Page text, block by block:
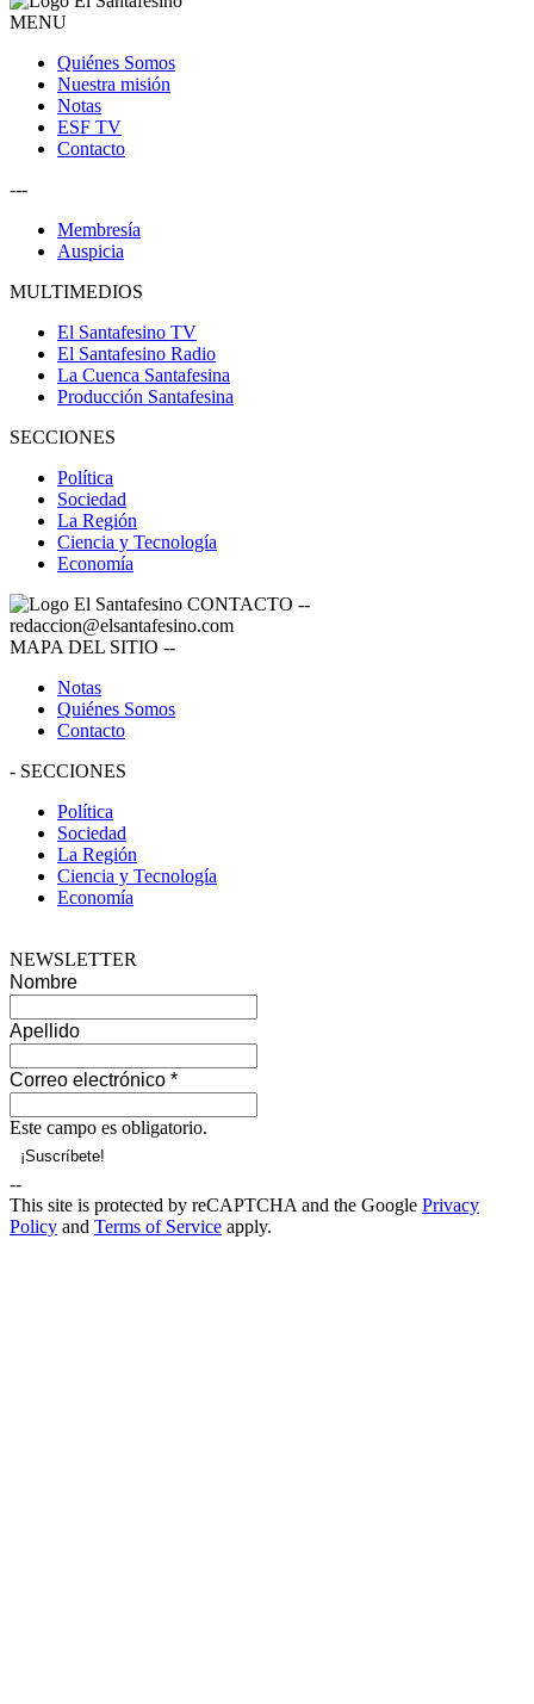
MENU
Quiénes Somos
Nuestra misión
Notas
ESF TV
Contacto
---
Membresía
Auspicia
MULTIMEDIOS
El Santafesino TV
El Santafesino Radio
La Cuenca Santafesina
Producción Santafesina
SECCIONES
Política
Sociedad
La Región
Ciencia y Tecnología
Economía
CONTACTO --
redaccion@elsantafesino.com
MAPA DEL SITIO --
Notas
Quiénes Somos
Contacto
- SECCIONES
Política
Sociedad
La Región
Ciencia y Tecnología
Economía
NEWSLETTER
Nombre
Apellido
Correo electrónico *
Este campo es obligatorio.
--
This site is protected by reCAPTCHA and the Google Privacy
Policy and Terms of Service apply.